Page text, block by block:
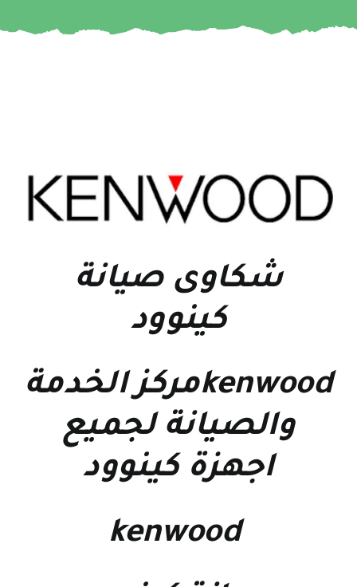
شكاوى صيانة
كينوود
kenwoodمركز الخدمة
والصيانة لجميع
اجهزة كينوود
kenwood